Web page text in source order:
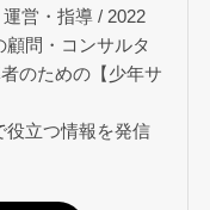
営・指導 / 2022
問・コンサルタ
のための【少年サ
役立つ情報を発信